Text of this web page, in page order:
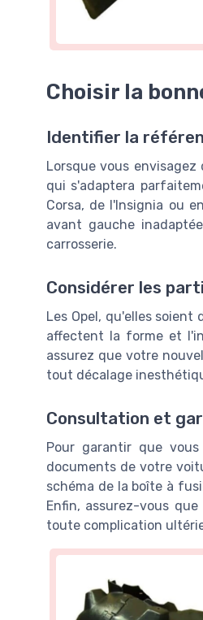
Choisir la
Identifier la
Lorsque vous
qui s'adaptera
Corsa, de l'Insignia ou
avant gauche
carrosserie.
Considérer les
Les Opel, qu'elles
affectent la forme et
assurez que votre
tout décalage
Consultation et
Pour garantir que
documents de votre
schéma de la boîte à
Enfin, assurez-vous
toute complication